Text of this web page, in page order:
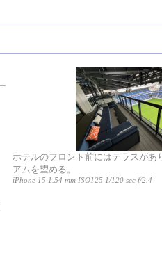
ホテルのフロント前にはテラスがあ
アムを望める。
iPhone 15 1.54 mm ISO125 1/120 sec f/2.4